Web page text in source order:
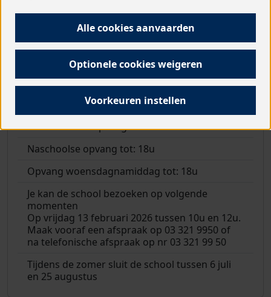
Methode:Niet methodegebonden
Onderwijsnet:Vrij katholiek onderwijs
Vera Govaerts Carla Janssens
Naar het eerste leerjaar?Kleuters van onze
Voorschoolse opvang vanaf:7u
Naschoolse opvang tot: 18u
Opvang woensdagnamiddag tot: 18u
Je kan de school bezoeken op volgende
momenten
Op vrijdag 13 februari 2026 tussen 10u en 12u.
Maak vooraf een afspraak op 03 321 9950 of
na telefonische afspraak op nr 03 321 99 50
Tijdens de zomer sluit de school tussen 6 juli
en 25 augustus
Alle cookies aanvaarden
Optionele cookies weigeren
Voorkeuren instellen